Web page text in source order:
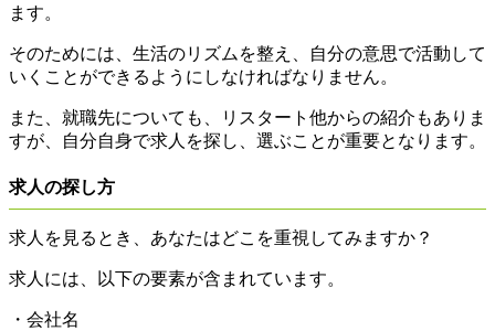
ます。
そのためには、生活のリズムを整え、自分の意思で活動して
いくことができるようにしなければなりません。
また、就職先についても、リスタート他からの紹介もありま
すが、自分自身で求人を探し、選ぶことが重要となります。
求人の探し方
求人を見るとき、あなたはどこを重視してみますか？
求人には、以下の要素が含まれています。
・会社名